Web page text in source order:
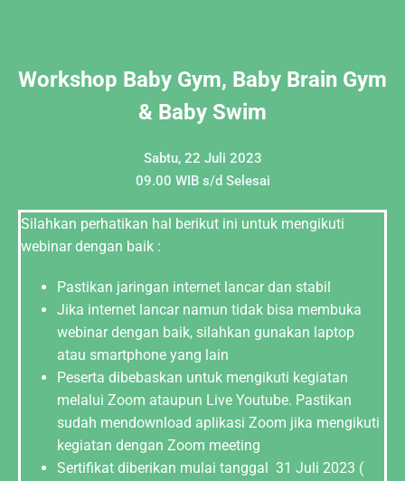
Workshop Baby Gym, Baby Brain Gym
& Baby Swim
Sabtu, 22 Juli 2023
09.00 WIB s/d Selesai
Silahkan perhatikan hal berikut ini untuk mengikuti
webinar dengan baik :
Pastikan jaringan internet lancar dan stabil
Jika internet lancar namun tidak bisa membuka
webinar dengan baik, silahkan gunakan laptop
atau smartphone yang lain
Peserta dibebaskan untuk mengikuti kegiatan
melalui Zoom ataupun Live Youtube. Pastikan
sudah mendownload aplikasi Zoom jika mengikuti
kegiatan dengan Zoom meeting
Sertifikat diberikan mulai tanggal 31 Juli 2023 (